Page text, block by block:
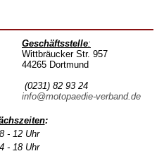
Geschäftsstelle:
Wittbräucker Str. 957
44265 Dortmund
(0231) 82 93 24
info@motopaedie-verband.de
:
- 12 Uhr
- 18 Uhr